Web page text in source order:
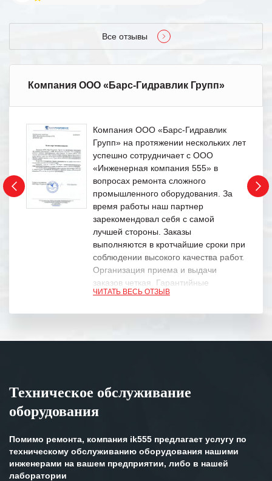
Все отзывы
Компания ООО «Барс-Гидравлик Групп»
Компания ООО «Барс-Гидравлик
Групп» на протяжении нескольких лет
успешно сотрудничает с ООО
«Инженерная компания 555» в
вопросах ремонта сложного
промышленного оборудования. За
время работы наш партнер
зарекомендовал себя с самой
лучшей стороны. Заказы
выполняются в кротчайшие сроки при
соблюдении высокого качества работ.
Организация приема и выдачи
заказов четкая. Гарантийные
обязательства выполняются в
Особенно хочется отметить высокую
клиентоориентированность
готовность помочь в самых сложных
Мы высоко ценим сложившиеся
ЧИТАТЬ ВЕСЬ ОТЗЫВ
Техническое обслуживание
оборудования
Помимо ремонта, компания ik555 предлагает услугу по
техническому обслуживанию оборудования нашими
инженерами на вашем предприятии, либо в нашей
лаборатории